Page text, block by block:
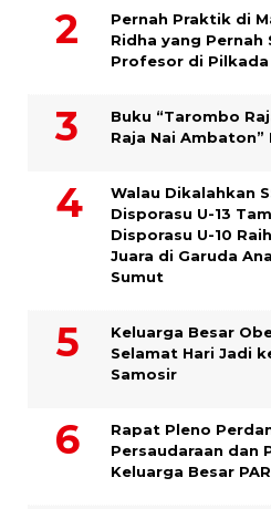
Pernah Praktik di
Ridha yang
Profesor di Pilkada
Buku “Tarombo
Raja Nai Ambaton”
Walau Dikalahkan
Disporasu U-13
Disporasu U-10
Juara di Garuda
Sumut
Keluarga Besar
Selamat Hari Jadi
Samosir
Rapat Pleno
Persaudaraan dan
Keluarga Besar